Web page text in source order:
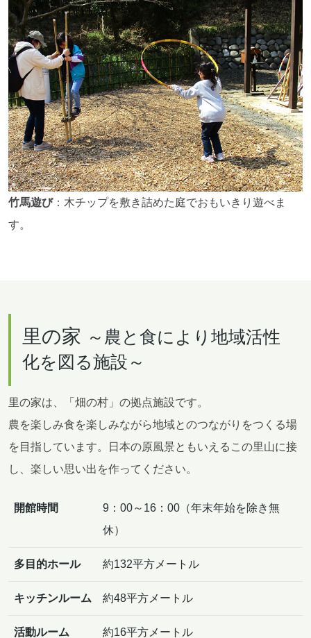
竹馬遊び：木チップを敷き詰めた庭でおもいきり遊べま
す。
里の家 ～農と食により地域活性
化を図る施設～
里の家は、「畑の村」の拠点施設です。
農を楽しみ食を楽しみながら地域とのつながりをつくる場
を目指しています。日本の原風景ともいえるこの里山に接
し、楽しい思い出を作ってください。
開館時間
9：00～16：00（年末年始を除き無
休）
多目的ホール 約132平方メートル
キッチンルーム 約48平方メートル
活動ルーム 約16平方メートル